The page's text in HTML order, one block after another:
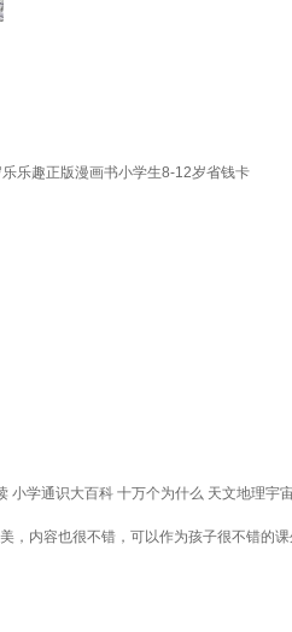
乐趣正版漫画书小学生8-12岁省钱卡
学通识大百科 十万个为什么 天文地理宇
，内容也很不错，可以作为孩子很不错的